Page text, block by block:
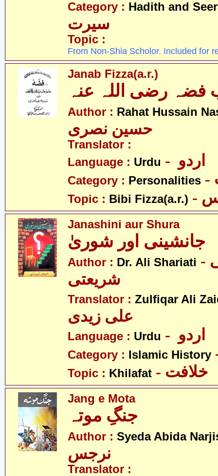
Category : Hadith and
سیرت
Topic :
From Non-Shia Scholor. Included for
Janab Fizza(a.r.)
فضہ رضی اللہ عنہ
Author : Rahat Hussain
حسین نصری
Translator :
Language : Urdu
Category : Personalities
Topic : Bibi Fizza(a.r.)
Janashini aur Shura
Author : Dr. Ali Shariati - ڈاکٹر علی
شریعتی
Translator : Zulfiqar Ali
Language : Urdu
Category : Islamic History
Topic : Khilafat
Jang e Mota
جنگِ موتہ
Author : Syeda Abida
نرجس
Translator :